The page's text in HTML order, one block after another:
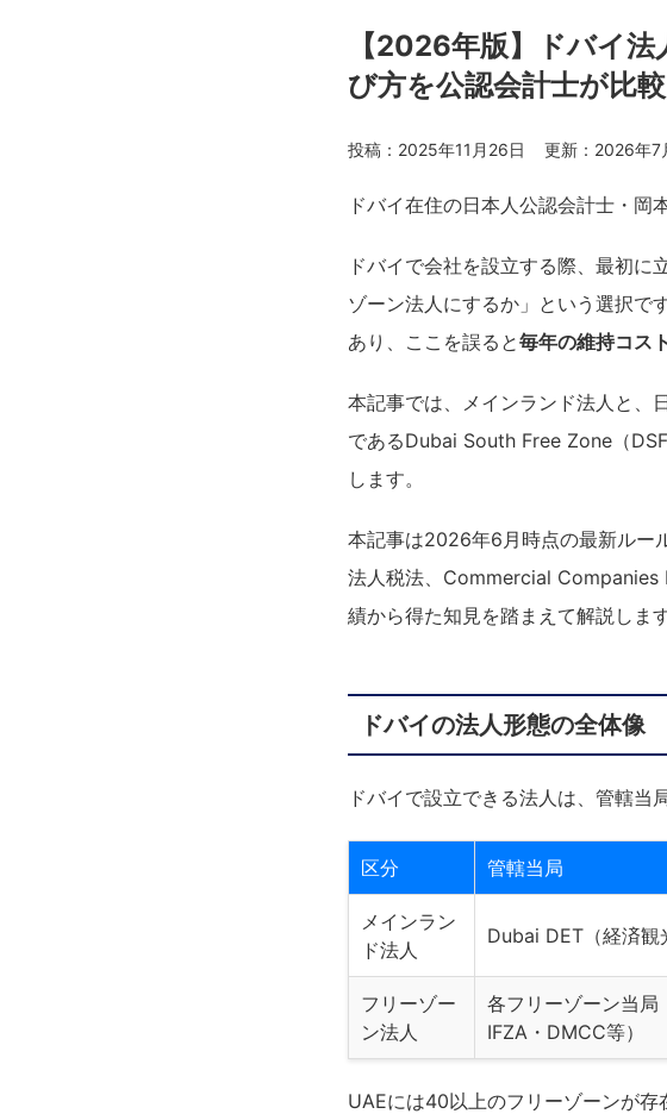
【2026年版】ドバイ
び方を公認会計士が比較
投稿：2025年11月26日 更新：2026年7
ドバイ在住の日本人公認会計士・岡
ドバイで会社を設立する際、最初
ゾーン法人にするか」という選択で
あり、ここを誤ると毎年の維持コス
本記事では、メインランド法人と、
であるDubai South Free Zone（
します。
本記事は2026年6月時点の最新ル
法人税法、Commercial Companies
績から得た知見を踏まえて解説します
ドバイの法人形態の全体像
ドバイで設立できる法人は、管轄当
区分 管轄当局
メインラン
ド法人
Dubai DET（経済観
フリーゾー
ン法人
各フリーゾーン当局
IFZA・DMCC等）
UAEには40以上のフリーゾーンが